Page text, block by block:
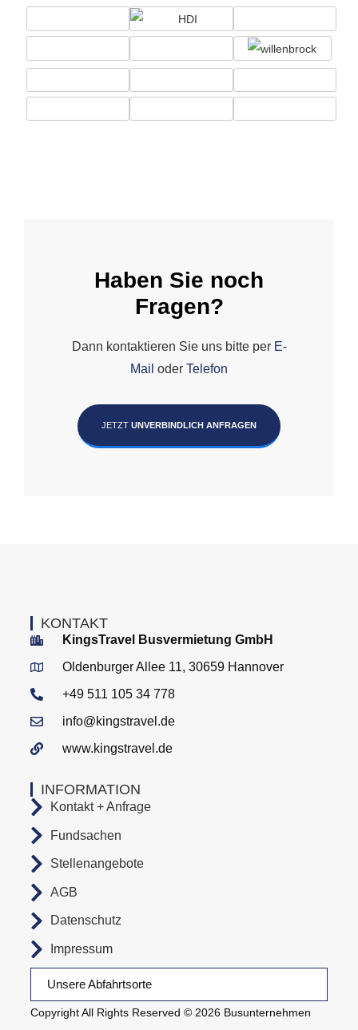
Haben Sie noch
Fragen?
Dann kontaktieren Sie uns bitte per E-
Mail oder Telefon
JETZT UNVERBINDLICH ANFRAGEN
Copyright All Rights Reserved © 2026 Busunternehmen
Unsere Abfahrtsorte
INFORMATION
Kontakt + Anfrage
Fundsachen
Stellenangebote
AGB
Datenschutz
Impressum
KONTAKT
KingsTravel Busvermietung GmbH
Oldenburger Allee 11, 30659 Hannover
+49 511 105 34 778
info@kingstravel.de
www.kingstravel.de